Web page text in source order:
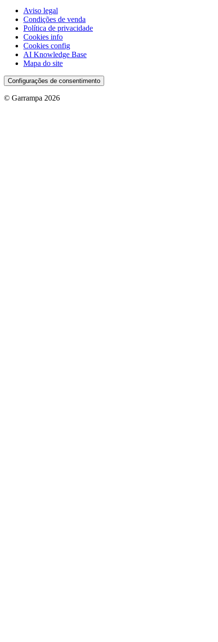
Aviso legal
Condições de venda
Política de privacidade
Cookies info
Cookies config
AI Knowledge Base
Mapa do site
Configurações de consentimento
© Garrampa 2026